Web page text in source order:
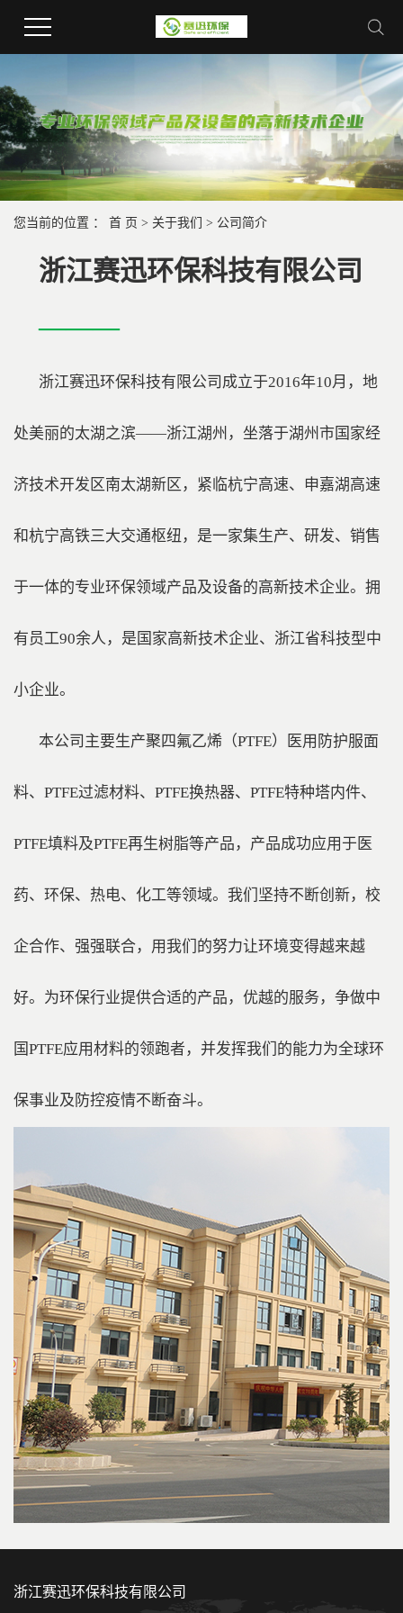
您当前的位置 ： 首 页 > 关于我们 > 公司简介
浙江赛迅环保科技有限公司
———
浙江赛迅环保科技有限公司成立于2016年10月，地
处美丽的太湖之滨——浙江湖州，坐落于湖州市国家经
济技术开发区南太湖新区，紧临杭宁高速、申嘉湖高速
和杭宁高铁三大交通枢纽，是一家集生产、研发、销售
于一体的专业环保领域产品及设备的高新技术企业。拥
有员工90余人，是国家高新技术企业、浙江省科技型中
小企业。
本公司主要生产聚四氟乙烯（PTFE）医用防护服面
料、PTFE过滤材料、PTFE换热器、PTFE特种塔内件、
PTFE填料及PTFE再生树脂等产品，产品成功应用于医
药、环保、热电、化工等领域。我们坚持不断创新，校
企合作、强强联合，用我们的努力让环境变得越来越
好。为环保行业提供合适的产品，优越的服务，争做中
国PTFE应用材料的领跑者，并发挥我们的能力为全球环
保事业及防控疫情不断奋斗。
浙江赛迅环保科技有限公司